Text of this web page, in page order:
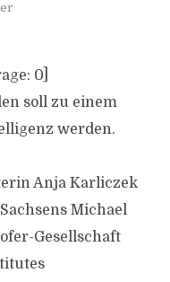
0]
soll zu einem
werden.
Anja Karliczek
Michael
Gesellschaft